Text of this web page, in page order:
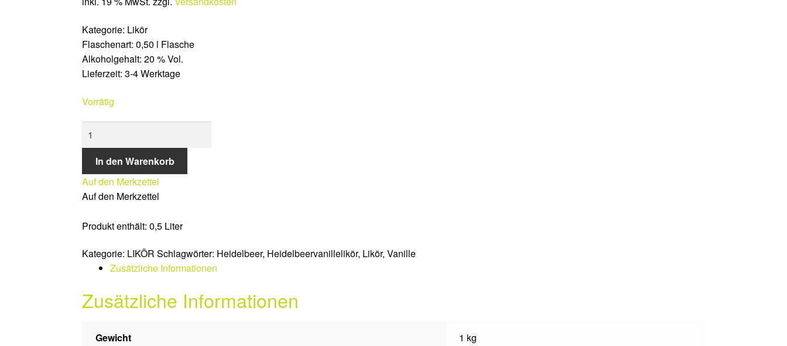
Kategorie: Likör
Flaschenart:0,50 l Flasche
Alkoholgehalt:20 % Vol.
Lieferzeit:3-4 Werktage
Vorrätig
VANILLE-
LIKÖR
Menge
In den Warenkorb
Auf den Merkzettel
Auf den Merkzettel
Produkt enthält: 0,5 Liter
Kategorie: LIKÖR Schlagwörter: Heidelbeer, Heidelbeervanillelikör, Likör,Vanille
Zusätzliche Informationen
Zusätzliche Informationen
Gewicht 1 kg